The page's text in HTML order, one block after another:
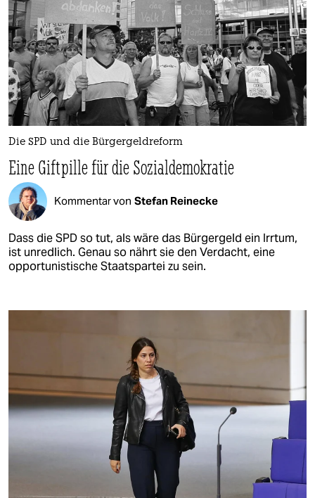
Die SPD und die Bürgergeldreform
Eine Giftpille für die Sozialdemokratie
Kommentar von Stefan Reinecke
Dass die SPD so tut, als wäre das Bürgergeld ein Irrtum,
ist unredlich. Genau so nährt sie den Verdacht, eine
opportunistische Staatspartei zu sein.